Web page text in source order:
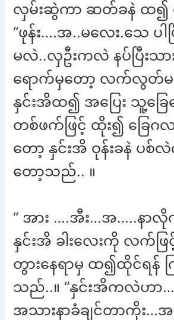
လှမ်းဆွဲကာ ဆတ်ခနဲ ထ၍
“ဖုန်း….အ..မလေး.သေ ပ
မလဲ..လှဦးကလဲ နပ်ပြီးသား
ရောက်မှတော့ လက်လွတ်မခံ
နှင်းအိထ၍ အပြေး သူ့ခြ
တစ်ဖက်ဖြင့် ထိုး၍ ခြေ
တော့ နှင်းအိ ဝုန်းခနဲ ပစ်
တော့သည်.. ။
“ အား ….အီး…အ…..နာ
နှင်းအိ ခါးလေးကို လက်ဖြင့်
တွားနေရာမှ ထ၍ထိုင်ရန်
သည်..။ “နှင်းအိကလဲဟာ
အသားနာခံချင်တာကိုး…